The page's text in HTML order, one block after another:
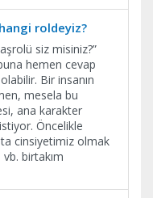
roldeyiz?
siz misiniz?”
hemen cevap
Bir insanın
mesela bu
ana karakter
Öncelikle
cinsiyetimiz olmak
birtakım